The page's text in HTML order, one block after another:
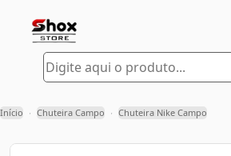
Início › Chuteira Campo › Chuteira Nike Campo